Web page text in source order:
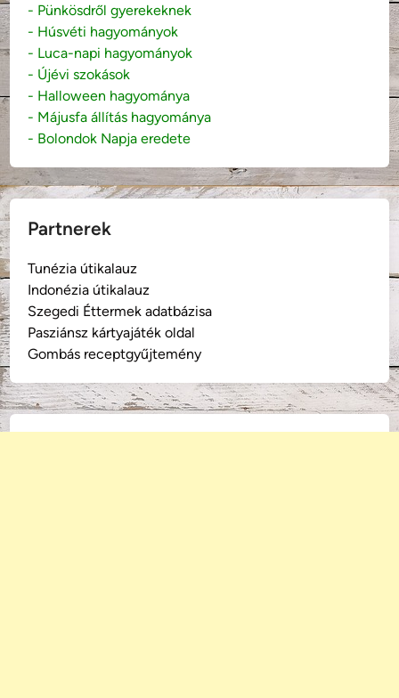
- Pünkösdről gyerekeknek
- Húsvéti hagyományok
- Luca-napi hagyományok
- Újévi szokások
- Halloween hagyománya
- Májusfa állítás hagyománya
- Bolondok Napja eredete
Partnerek
Tunézia útikalauz
Indonézia útikalauz
Szegedi Éttermek adatbázisa
Pasziánsz kártyajáték oldal
Gombás receptgyűjtemény